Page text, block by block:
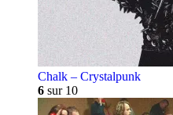
Chalk – Crystalpunk
6 sur 10